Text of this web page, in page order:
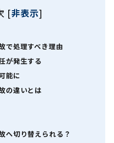
[非表示]
で処理すべき理由
が発生する
能に
の違いとは
へ切り替えられる？